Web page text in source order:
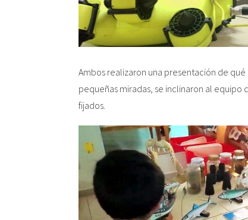
Ambos realizaron una presentación de qué
pequeñas miradas, se inclinaron al equipo
fijados.